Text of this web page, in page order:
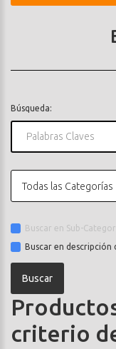
Búsqueda:
Todas las Categorías
Buscar en Sub-
Buscar en descripción
criterio